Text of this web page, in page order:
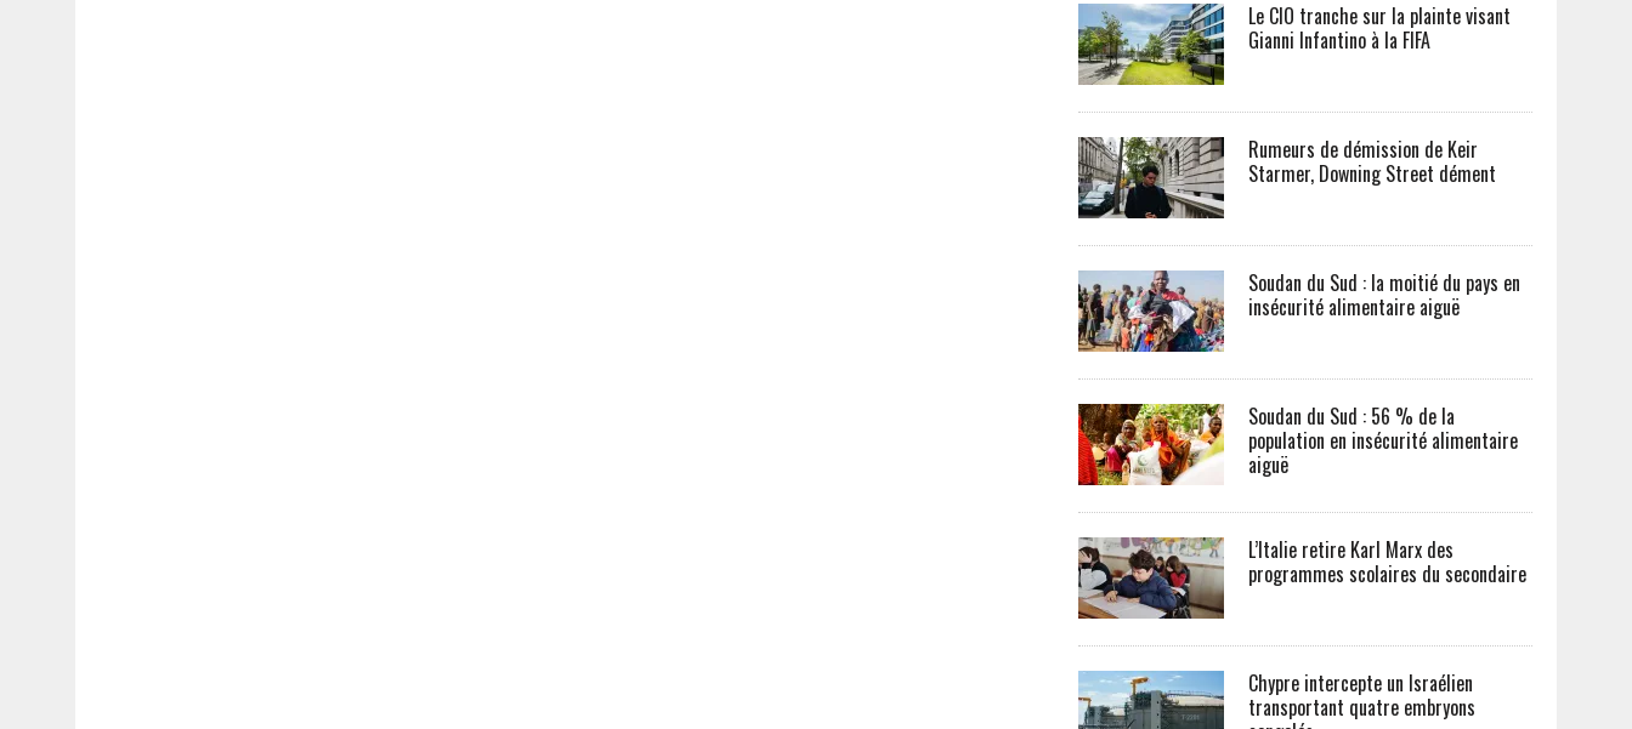
Le CIO tranche sur la plainte visant
Gianni Infantino à la FIFA
Rumeurs de démission de Keir
Starmer, Downing Street dément
Soudan du Sud : la moitié du pays en
insécurité alimentaire aiguë
Soudan du Sud : 56 % de la
population en insécurité alimentaire
aiguë
L’Italie retire Karl Marx des
programmes scolaires du secondaire
Chypre intercepte un Israélien
transportant quatre embryons